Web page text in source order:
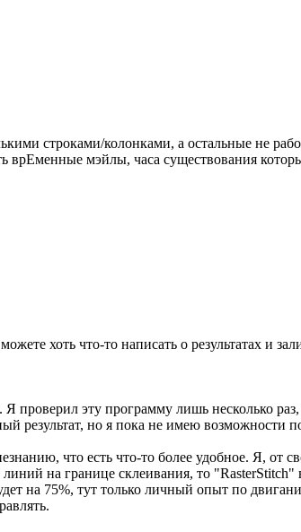
строками/колонками, а остальные не
врЕменные мэйлы, часа существования
хоть что-то написать о результатах и
проверил эту программу лишь несколько
результат, но я пока не имею возможности
что есть что-то более удобное. Я, от
на границе склеивания, то "RasterStitch"
на 75%, тут только личный опыт по